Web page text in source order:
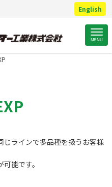
English
MENU
じラインで多品種を扱うお客様
能です。